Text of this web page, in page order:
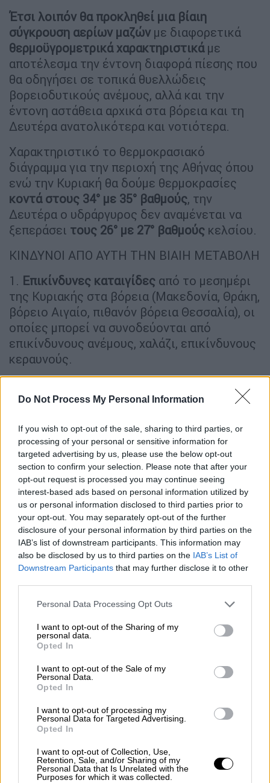
Do Not Process My Personal Information
If you wish to opt-out of the sale, sharing to third parties, or
processing of your personal or sensitive information for
targeted advertising by us, please use the below opt-out
section to confirm your selection. Please note that after your
opt-out request is processed you may continue seeing
interest-based ads based on personal information utilized by
us or personal information disclosed to third parties prior to
your opt-out. You may separately opt-out of the further
disclosure of your personal information by third parties on the
IAB’s list of downstream participants. This information may
also be disclosed by us to third parties on the IAB’s List of
Downstream Participants that may further disclose it to other
Please note that this website/app uses one or more Google
not limited to your visit or usage behaviour. You may click to
grant or deny consent to Google and its third-party tags to
use your data for below specified purposes in below Google
consent section.
Personal Data Processing Opt Outs
I want to opt-out of the Sharing of my
personal data.
Opted In
I want to opt-out of the Sale of my
Personal Data.
Opted In
I want to opt-out of processing my
Personal Data for Targeted Advertising.
Opted In
I want to opt-out of Collection, Use,
Retention, Sale, and/or Sharing of my
Personal Data that Is Unrelated with the
Purposes for which it was collected.
Έτσι λοιπόν θα προκληθεί μια βίαιη
σύγκρουση αερίων μαζών με διαφορετικά
θερμοϋγρομετρικά χαρακτηριστικάμε
αποτέλεσμα την έντονη διαφορά πίεσης που
θα οδηγήσει σε τοπικά θυελλώδεις
βορειοδυτικούς ανέμους, αλλά και την
έντονη αστάθεια αρχικά στα βόρεια και τη
Δευτέρα ανατολικότερα και νοτιότερα.
Χαρακτηριστικό το θερμοκρασιακό
διάγραμμα για την περιοχή της Αθήνας όπου
ενώ την Κυριακή θα δούμε θερμοκρασίες
κοντά στους 34° με 35° βαθμούς, την
Δευτέρα ο υδράργυρος δεν αναμένεται να
ξεπεράσει τους 26° με 27° βαθμούς κελσίου.
ΚΙΝΔΥΝΟΙ ΑΠΟ ΑΥΤΗ ΤΗΝ ΒΙΑΙΗ ΜΕΤΑΒΟΛΗ
1. Επικίνδυνες καταιγίδες από το μεσημέρι
της Κυριακής στα βόρεια (Μακεδονία, Θράκη,
βόρειο Αιγαίο, πιθανόν βόρεια Θεσσαλία), οι
οποίες μπορεί να συνοδεύονται από
επικίνδυνους ανέμους, χαλάζι, επικίνδυνους
κεραυνούς.
βορειοδυτικά προς τα νοτιοανατολικά οι
θερμοκρασίες αλλά και την ξηρασία εκεί
ιδιαίτερα όπου δεν προβλέπονται βροχές, θα
αυξήσουν σημαντικά τον κίνδυνο πυρκαγιάς.
3.Επικίνδυνες καταιγίδεςτη Δευτέρα προς
τα ανατολικά θαλάσσια τμήματα της χώρας
μας.
Δείχνουμε την απαιτούμενη προσοχή!».